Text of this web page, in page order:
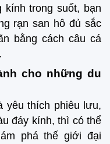
kính trong suốt, bạn
rạn san hô đủ sắc
bằng cách câu cá
cho những du
yêu thích phiêu lưu,
đáy kính, thì có thể
phá thế giới đại